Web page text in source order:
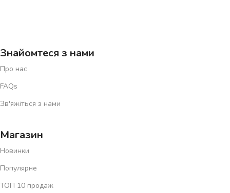
Знайомтеся з нами
Про нас
FAQs
Зв'яжіться з нами
Магазин
Новинки
Популярне
ТОП 10 продаж